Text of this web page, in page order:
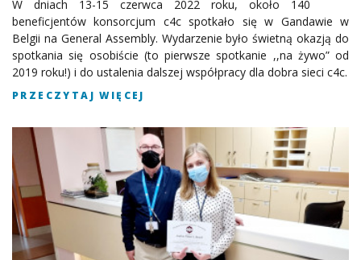
W dniach 13-15 czerwca 2022 roku, około 140
beneficjentów konsorcjum c4c spotkało się w Gandawie w
Belgii na General Assembly. Wydarzenie było świetną okazją do
spotkania się osobiście (to pierwsze spotkanie ,,na żywo” od
2019 roku!) i do ustalenia dalszej współpracy dla dobra sieci c4c.
PRZECZYTAJ WIĘCEJ